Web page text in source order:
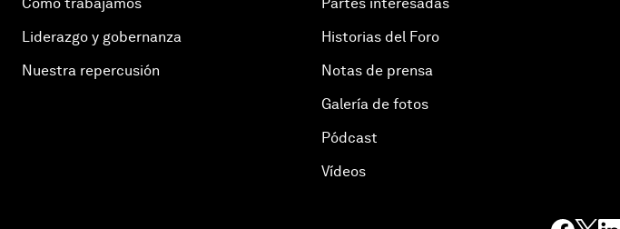
Liderazgo y gobernanza
Nuestra repercusión
Historias del Foro
Notas de prensa
Galería de fotos
Pódcast
Vídeos